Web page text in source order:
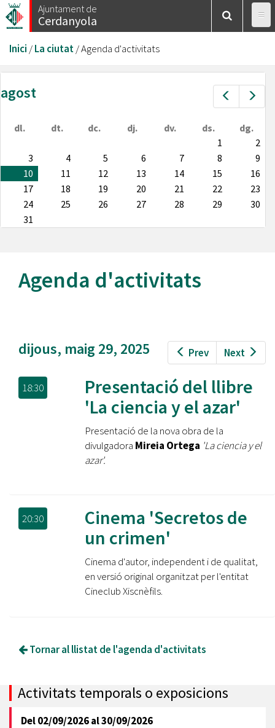
Vés
al
Ajuntament de
Cerdanyola
Esteu
aquí
Inici /La ciutat/Agenda d'activitats
Prev
agost
dl. dt. dc. dj. dv. ds.
dg.
1
2
3
4 5 6 7 8
9
10
11 12 13 14 15
16
17
18 19 20 21 22
23
24
25 26 27 28 29
30
31
Agenda d'activitats
Prev Next
dijous, maig 29, 2025
18:30
Presentació del llibre
'La ciencia y el azar'
Presentació de la nova obra de la
divulgadora Mireia Ortega 'La ciencia y el
azar'.
20:30
Cinema 'Secretos de
un crimen'
Cinema d'autor, independent i de qualitat,
en versió original organitzat per l'entitat
Cineclub Xiscnèfils.
Tornar al llistat de l'agenda d'activitats
Activitats temporals o exposicions
Del02/09/2026al30/09/2026